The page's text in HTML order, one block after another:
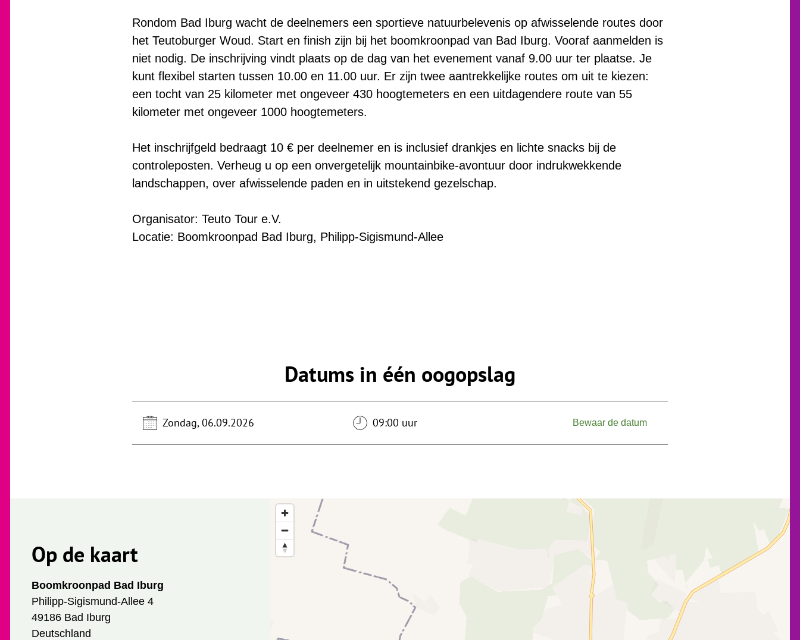
Rondom Bad Iburg wacht de deelnemers een sportieve natuurbelevenis op afwisselende routes door
het Teutoburger Woud. Start en finish zijn bij het boomkroonpad van Bad Iburg. Vooraf aanmelden is
niet nodig. De inschrijving vindt plaats op de dag van het evenement vanaf 9.00 uur ter plaatse. Je
kunt flexibel starten tussen 10.00 en 11.00 uur. Er zijn twee aantrekkelijke routes om uit te kiezen:
een tocht van 25 kilometer met ongeveer 430 hoogtemeters en een uitdagendere route van 55
kilometer met ongeveer 1000 hoogtemeters.
Het inschrijfgeld bedraagt 10 € per deelnemer en is inclusief drankjes en lichte snacks bij de
controleposten. Verheug u op een onvergetelijk mountainbike-avontuur door indrukwekkende
landschappen, over afwisselende paden en in uitstekend gezelschap.
Organisator: Teuto Tour e.V.
Locatie: Boomkroonpad Bad Iburg, Philipp-Sigismund-Allee
Datums in één oogopslag
Zondag, 06.09.2026 09:00 uur Bewaar de datum
Op de kaart
Boomkroonpad Bad Iburg
Philipp-Sigismund-Allee 4
49186 Bad Iburg
Deutschland